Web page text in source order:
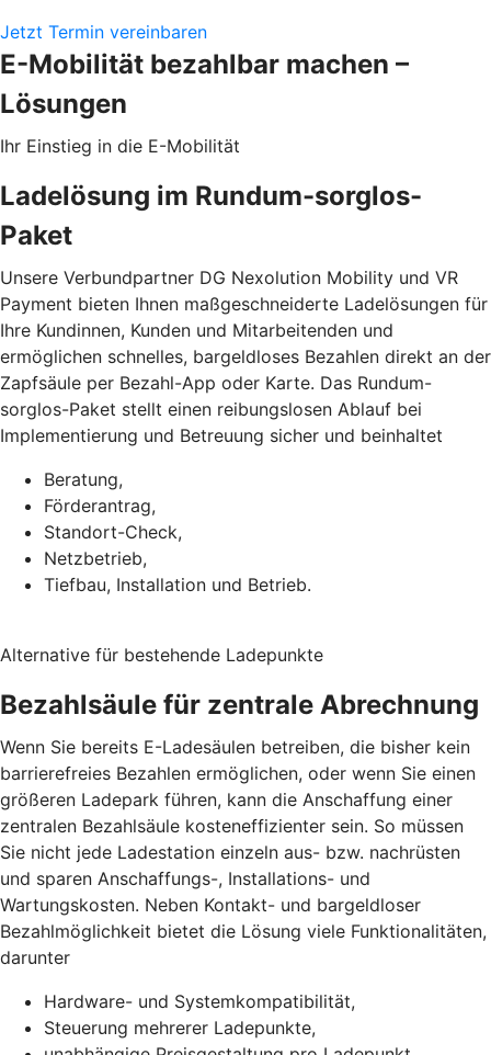
Jetzt Termin vereinbaren
E-Mobilität bezahlbar machen –
Lösungen
Ihr Einstieg in die E-Mobilität
Ladelösung im Rundum-sorglos-
Paket
Unsere Verbundpartner DG Nexolution Mobility und VR
Payment bieten Ihnen maßgeschneiderte Ladelösungen für
Ihre Kundinnen, Kunden und Mitarbeitenden und
ermöglichen schnelles, bargeldloses Bezahlen direkt an der
Zapfsäule per Bezahl-App oder Karte. Das Rundum-
sorglos-Paket stellt einen reibungslosen Ablauf bei
Implementierung und Betreuung sicher und beinhaltet
Beratung,
Förderantrag,
Standort-Check,
Netzbetrieb,
Tiefbau, Installation und Betrieb.
Alternative für bestehende Ladepunkte
Bezahlsäule für zentrale Abrechnung
Wenn Sie bereits E-Ladesäulen betreiben, die bisher kein
barrierefreies Bezahlen ermöglichen, oder wenn Sie einen
größeren Ladepark führen, kann die Anschaffung einer
zentralen Bezahlsäule kosteneffizienter sein. So müssen
Sie nicht jede Ladestation einzeln aus- bzw. nachrüsten
und sparen Anschaffungs-, Installations- und
Wartungskosten. Neben Kontakt- und bargeldloser
Bezahlmöglichkeit bietet die Lösung viele Funktionalitäten,
darunter
Hardware- und Systemkompatibilität,
Steuerung mehrerer Ladepunkte,